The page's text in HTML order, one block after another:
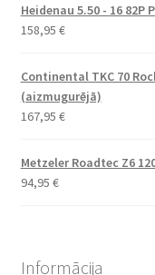
Heidenau 5.50 - 16 82P
158,95 €
Continental TKC 70
(aizmugurējā)
167,95 €
Metzeler Roadtec Z6
94,95 €
Informācija